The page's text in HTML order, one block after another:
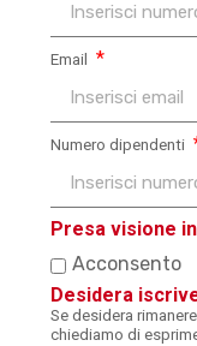
Email
Numero dipendenti
Presa visione
Acconsento
Desidera
Se desidera
chiediamo di